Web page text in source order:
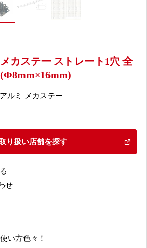
カステー ストレート1穴 全
ルミ メカステー
り扱い店舗を探す
せ
い方色々！